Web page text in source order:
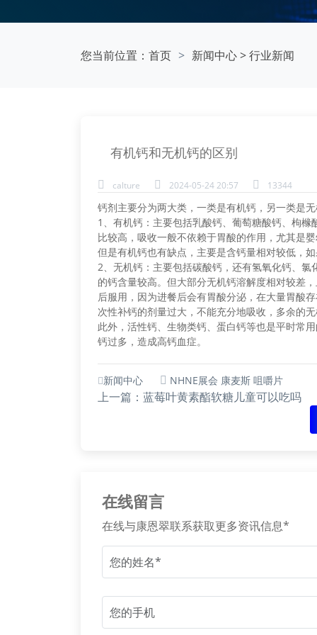
您当前位置： 首页 新闻中心>行业新闻
有机钙和无机钙的区别
calture 2024-05-24 20:57 13344
钙剂主要分为两大类，一类是有机钙，另一类是
1、有机钙：主要包括乳酸钙、葡萄糖酸钙、枸
比较高，吸收一般不依赖于胃酸的作用，尤其是
但是有机钙也有缺点，主要是含钙量相对较低，
2、无机钙：主要包括碳酸钙，还有氢氧化钙、
的钙含量较高。但大部分无机钙溶解度相对较差
后服用，因为进餐后会有胃酸分泌，在大量胃酸
次性补钙的剂量过大，不能充分地吸收，多余的
此外，活性钙、生物类钙、蛋白钙等也是平时常
钙过多，造成高钙血症。
新闻中心 NHNE展会 康麦斯 咀嚼片
上一篇：蓝莓叶黄素酯软糖儿童可以吃吗
在线留言
在线与康恩翠联系获取更多资讯信息*